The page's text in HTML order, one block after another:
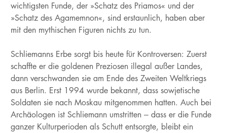
wichtigsten Funde, der »Schatz des Priamos« und der
»Schatz des Agamemnon«, sind erstaunlich, haben aber
mit den mythischen Figuren nichts zu tun.
Schliemanns Erbe sorgt bis heute für Kontroversen: Zuerst
schaffte er die goldenen Preziosen illegal außer Landes,
dann verschwanden sie am Ende des Zweiten Weltkriegs
aus Berlin. Erst 1994 wurde bekannt, dass sowjetische
Soldaten sie nach Moskau mitgenommen hatten. Auch bei
Archäologen ist Schliemann umstritten – dass er die Funde
ganzer Kulturperioden als Schutt entsorgte, bleibt ein